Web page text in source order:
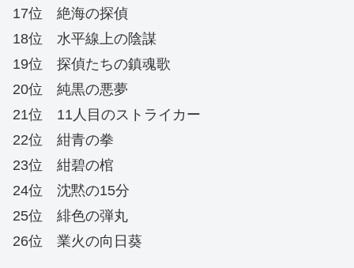
17位 絶海の探偵
18位 水平線上の陰謀
19位 探偵たちの鎮魂歌
20位 純黒の悪夢
21位 11人目のストライカー
22位 紺青の拳
23位 紺碧の棺
24位 沈黙の15分
25位 緋色の弾丸
26位 業火の向日葵